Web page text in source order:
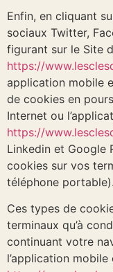
Enfin, en cliquant
sociaux Twitter,
figurant sur le Site
https://
application mobile
de cookies en
Internet ou
https://
Linkedin et Google
cookies sur vos
téléphone portable).
Ces types de
terminaux qu’à
continuant votre
l’application mobile